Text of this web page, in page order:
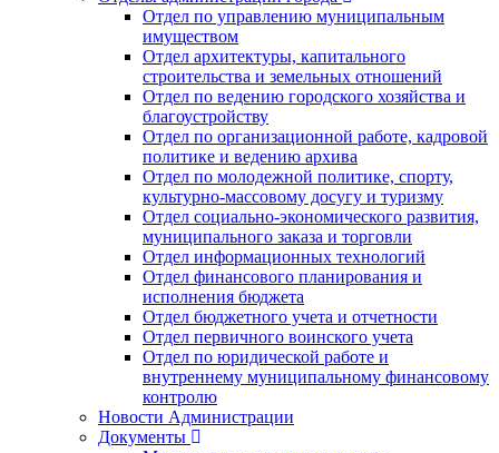
Отдел по управлению муниципальным
имуществом
Отдел архитектуры, капитального
строительства и земельных отношений
Отдел по ведению городского хозяйства и
благоустройству
Отдел по организационной работе, кадровой
политике и ведению архива
Отдел по молодежной политике, спорту,
культурно-массовому досугу и туризму
Отдел социально-экономического развития,
муниципального заказа и торговли
Отдел информационных технологий
Отдел финансового планирования и
исполнения бюджета
Отдел бюджетного учета и отчетности
Отдел первичного воинского учета
Отдел по юридической работе и
внутреннему муниципальному финансовому
контролю
Новости Администрации
Документы